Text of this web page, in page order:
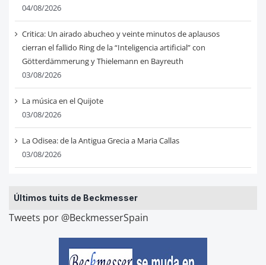
04/08/2026
Critica: Un airado abucheo y veinte minutos de aplausos
cierran el fallido Ring de la “Inteligencia artificial” con
Götterdämmerung y Thielemann en Bayreuth
03/08/2026
La música en el Quijote
03/08/2026
La Odisea: de la Antigua Grecia a Maria Callas
03/08/2026
Últimos tuits de Beckmesser
Tweets por @BeckmesserSpain